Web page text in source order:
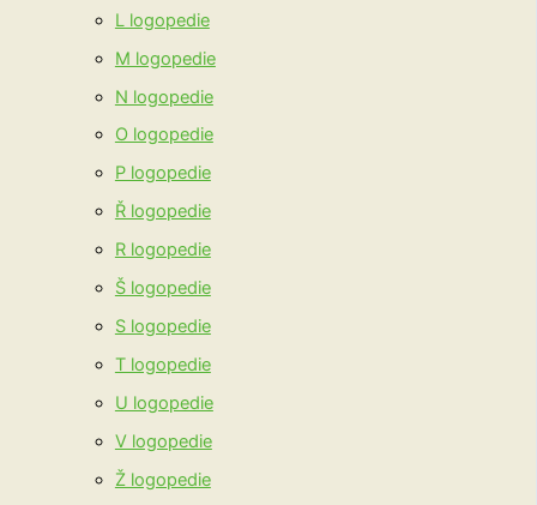
L logopedie
M logopedie
N logopedie
O logopedie
P logopedie
Ř logopedie
R logopedie
Š logopedie
S logopedie
T logopedie
U logopedie
V logopedie
Ž logopedie